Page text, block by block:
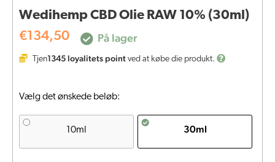
Wedihemp CBD Olie RAW 10% (30ml)
€134,50 På lager
Tjen1345 loyalitets point ved at købe die produkt.
Vælg det ønskede beløb:
10ml 30ml